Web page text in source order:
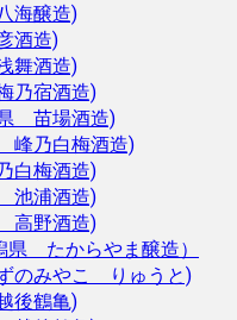
海醸造)
酒造)
舞酒造)
乃宿酒造)
苗場酒造)
峰乃白梅酒造)
白梅酒造)
池浦酒造)
高野酒造)
県 たからやま醸造）
のみやこ りゅうと)
後鶴亀)